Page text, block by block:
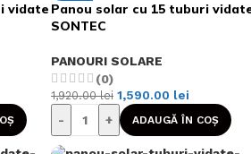
vidate Panou solar cu 15 tuburi
SONTEC
PANOURI SOLARE
(0)
1,920.00lei 1,590.00 lei
- + ADAUGĂ ÎN COȘ